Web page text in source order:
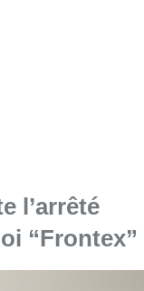
l’arrêté
“Frontex”